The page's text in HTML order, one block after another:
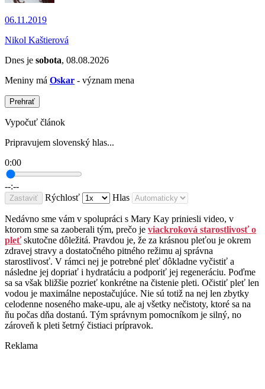
06.11.2019
Nikol Kaštierová
Dnes je sobota, 08.08.2026
Meniny má Oskar - význam mena
Prehrať
Vypočuť článok
Pripravujem slovenský hlas...
0:00
--:--
Zastaviť Rýchlosť Hlas
Nedávno sme vám v spolupráci s Mary Kay priniesli video, v
ktorom sme sa zaoberali tým, prečo je viackroková starostlivosť o
pleťskutočne dôležitá. Pravdou je, že za krásnou pleťou je okrem
zdravej stravy a dostatočného pitného režimu aj správna
starostlivosť. V rámci nej je potrebné pleť dôkladne vyčistiť a
následne jej dopriať i hydratáciu a podporiť jej regeneráciu. Poďme
sa sa však bližšie pozrieť konkrétne na čistenie pleti. Očistiť pleť len
vodou je maximálne nepostačujúce. Nie sú totiž na nej len zbytky
celodenne noseného make-upu, ale aj všetky nečistoty, ktoré sa na
ňu počas dňa dostanú. Tým správnym pomocníkom je silný, no
zároveň k pleti šetrný čistiaci prípravok.
Reklama